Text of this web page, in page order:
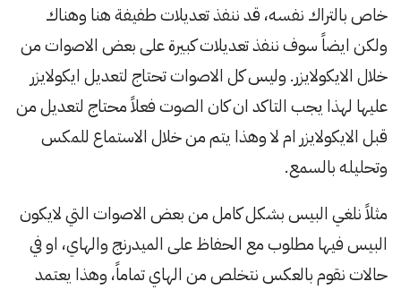
D
a
t
e
خاص بالتراك نفسه، قد ننفذ تعديلات طفيفة هنا وهناك
ولكن ايضاً سوف ننفذ تعديلات كبيرة على بعض الاصوات من
خلال الايكولايزر. وليس كل الاصوات تحتاج لتعديل ايكولايزر
عليها لهذا يجب التاكد ان كان الصوت فعلاً محتاج لتعديل من
قبل الايكولايزر ام لا وهذا يتم من خلال الاستماع للمكس
وتحليله بالسمع.
مثلاً نلغي البيس بشكل كامل من بعض الاصوات التي لايكون
البيس فيها مطلوب مع الحفاظ على الميدرنج والهاي، او في
حالات نقوم بالعكس نتخلص من الهاي تماماً، وهذا يعتمد